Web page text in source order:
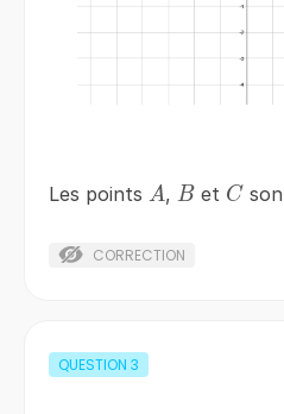
Les points A
A, B
Bet C
C
CORRECTION
QUESTION 3